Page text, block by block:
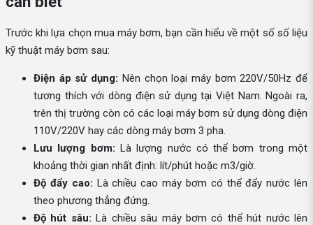
Trước khi lựa chọn mua máy bơm, bạn cần hiểu về một số số liệu
kỹ thuật máy bơm sau:
Điện áp sử dụng: Nên chọn loại máy bơm 220V/50Hz để
tương thích với dòng điện sử dụng tại Việt Nam. Ngoài ra,
trên thị trường còn có các loại máy bơm sử dụng dòng điện
110V/220V hay các dòng máy bơm 3 pha.
Lưu lượng bơm: Là lượng nước có thể bơm trong một
khoảng thời gian nhất định: lít/phút hoặc m3/giờ.
Độ đẩy cao: Là chiều cao máy bơm có thể đẩy nước lên
theo phương thẳng đứng.
Độ hút sâu: Là chiều sâu máy bơm có thể hút nước lên